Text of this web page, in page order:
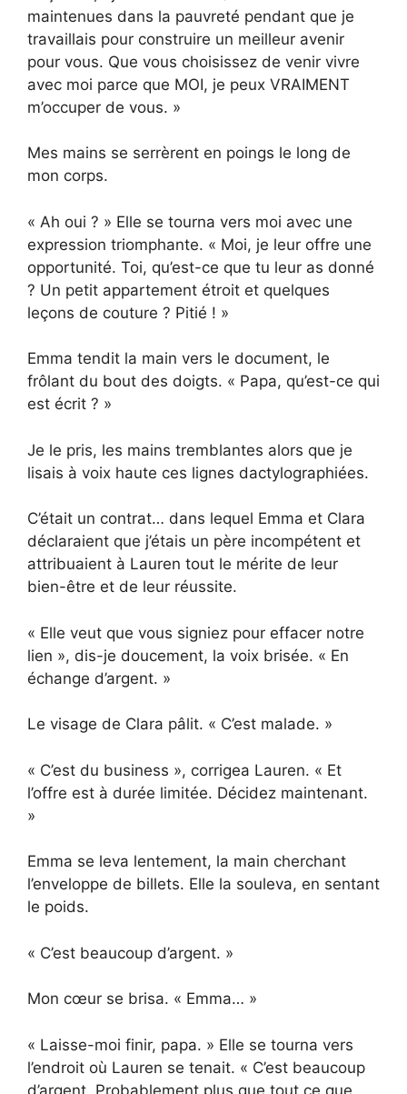
maintenues dans la pauvreté pendant que je
travaillais pour construire un meilleur avenir
pour vous. Que vous choisissez de venir vivre
avec moi parce que MOI, je peux VRAIMENT
m’occuper de vous. »
Mes mains se serrèrent en poings le long de
mon corps.
« Ah oui ? » Elle se tourna vers moi avec une
expression triomphante. « Moi, je leur offre une
opportunité. Toi, qu’est-ce que tu leur as donné
? Un petit appartement étroit et quelques
leçons de couture ? Pitié ! »
Emma tendit la main vers le document, le
frôlant du bout des doigts. « Papa, qu’est-ce qui
est écrit ? »
Je le pris, les mains tremblantes alors que je
lisais à voix haute ces lignes dactylographiées.
C’était un contrat… dans lequel Emma et Clara
déclaraient que j’étais un père incompétent et
attribuaient à Lauren tout le mérite de leur
bien-être et de leur réussite.
« Elle veut que vous signiez pour effacer notre
lien », dis-je doucement, la voix brisée. « En
échange d’argent. »
Le visage de Clara pâlit. « C’est malade. »
« C’est du business », corrigea Lauren. « Et
l’offre est à durée limitée. Décidez maintenant.
»
Emma se leva lentement, la main cherchant
l’enveloppe de billets. Elle la souleva, en sentant
le poids.
« C’est beaucoup d’argent. »
Mon cœur se brisa. « Emma… »
« Laisse-moi finir, papa. » Elle se tourna vers
l’endroit où Lauren se tenait. « C’est beaucoup
d’argent. Probablement plus que tout ce que